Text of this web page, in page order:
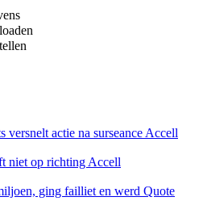
actie na surseance Accell
niet op richting Accell
ging failliet en werd Quote